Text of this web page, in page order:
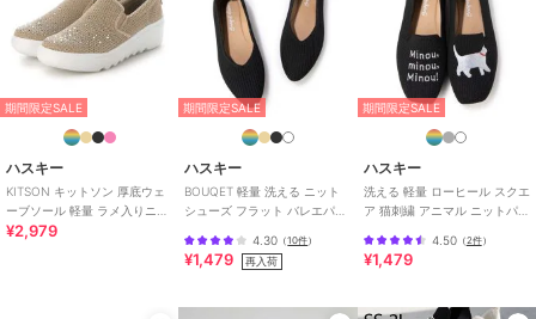
期間限定SALE
ハスキー
KITSON キットソン 厚底ウェ
ーブソール 軽量 ラメ入りニッ
ト スリッポン
¥2,979
期間限定SALE
ハスキー
BOUQET 軽量 洗える ニット
シューズ フラット バレエパン
4.30 （10件）
¥1,479 再入荷
期間限定SALE
ハスキー
洗える 軽量 ローヒール スクエ
ア 猫刺繍 アニマル ニットパン
ズ
4.50（2件）
¥1,479